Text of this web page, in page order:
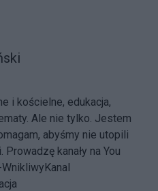
i kościelne, edukacja,
Ale nie tylko. Jestem
abyśmy nie utopili
kanały na You
nikliwyKanal